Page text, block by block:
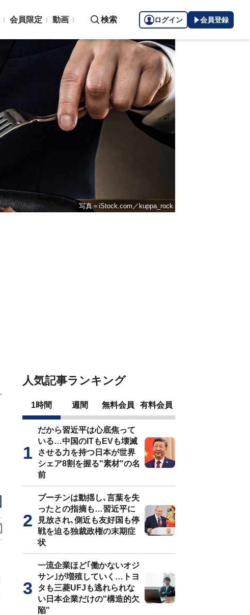
会員限定 動画 検索 ログイン 会員登録
写真＝iStock.com／kuppa_rock
人気記事ランキング
1時間 週間 無料会員 有料会員
だから習近平は心底焦って
いる…中国のITもEVも壊滅
させる力を持つ日本が世界
シェア8割を握る"素材"の名
前
プーチンは動揺し､言葉を失
ったとの指摘も…習近平に
見放され､側近も友好国も停
戦を迫る独裁政権の末期症
状
一流企業ほど｢働かないオジ
サン｣が増殖していく…トヨ
タも三菱UFJも逃れられな
い日本企業だけの"構造的欠
陥"